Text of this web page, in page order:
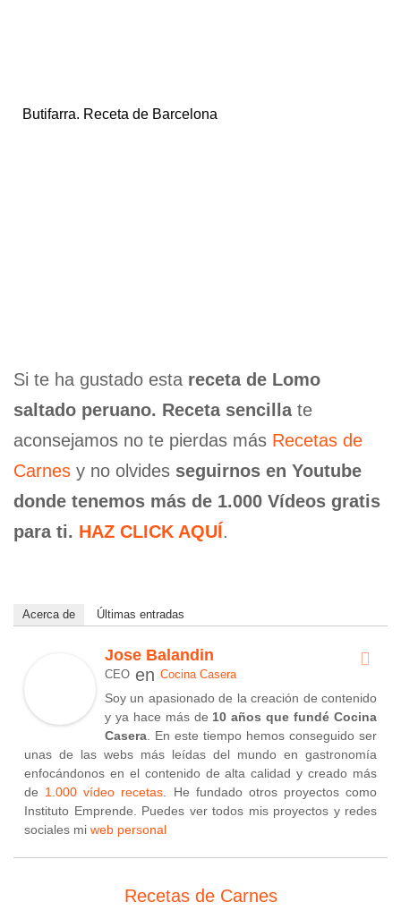
Butifarra. Receta de Barcelona
Si te ha gustado esta receta de Lomo
saltado peruano. Receta sencillate
aconsejamos no te pierdas más Recetas de
Carnes y no olvides seguirnos en Youtube
donde tenemos más de 1.000 Vídeos gratis
para ti. HAZ CLICK AQUÍ.
Acerca de Últimas entradas
Jose Balandin
CEO en Cocina Casera
Soy un apasionado de la creación de contenido
y ya hace más de 10 años que fundé Cocina
Casera . En este tiempo hemos conseguido ser
unas de las webs más leídas del mundo en gastronomía
enfocándonos en el contenido de alta calidad y creado más
de 1.000 vídeo recetas . He fundado otros proyectos como
Instituto Emprende. Puedes ver todos mis proyectos y redes
sociales mi web personal
Recetas de Carnes